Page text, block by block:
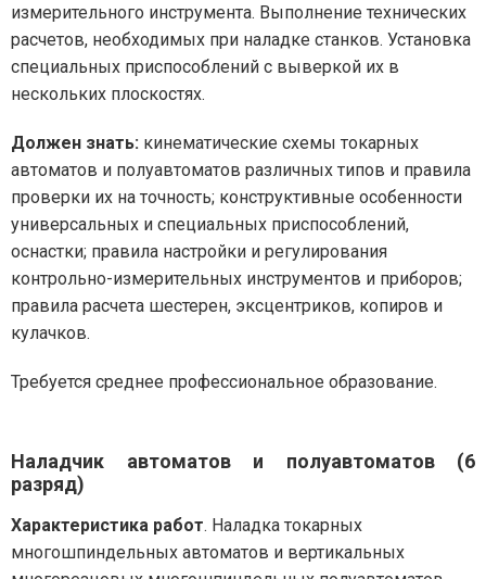
измерительного инструмента. Выполнение технических
расчетов, необходимых при наладке станков. Установка
специальных приспособлений с выверкой их в
нескольких плоскостях.
Должен знать: кинематические схемы токарных
автоматов и полуавтоматов различных типов и правила
проверки их на точность; конструктивные особенности
универсальных и специальных приспособлений,
оснастки; правила настройки и регулирования
контрольно-измерительных инструментов и приборов;
правила расчета шестерен, эксцентриков, копиров и
кулачков.
Требуется среднее профессиональное образование.
Наладчик автоматов и полуавтоматов (6
разряд)
Характеристика работ. Наладка токарных
многошпиндельных автоматов и вертикальных